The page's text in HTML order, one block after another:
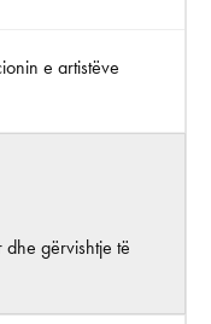
e artistëve
gërvishtje të